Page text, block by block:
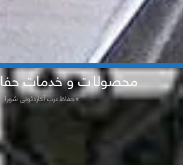
محصولات و خدمات
خانه»حفاظ درب آکاردئونی شورا